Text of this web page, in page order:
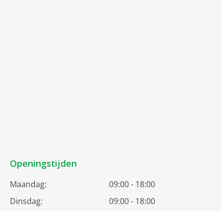
Openingstijden
Maandag:
09:00 - 18:00
Dinsdag:
09:00 - 18:00